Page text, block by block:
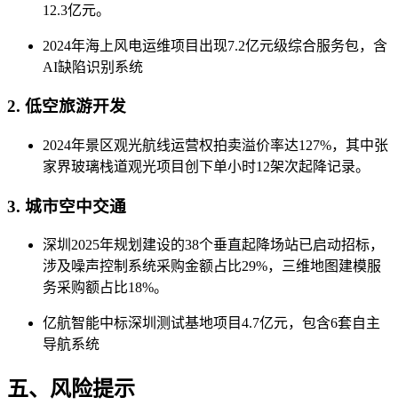
12.3亿元‌。
2024年海上风电运维项目出现7.2亿元级综合服务包，含
AI缺陷识别系统‌
2. ‌低空旅游开发‌
2024年景区观光航线运营权拍卖溢价率达127%，其中张
家界玻璃栈道观光项目创下单小时12架次起降记录‌。
3. ‌城市空中交通‌
深圳2025年规划建设的38个垂直起降场站已启动招标，
涉及噪声控制系统采购金额占比29%‌，三维地图建模服
务采购额占比18%‌。
亿航智能中标深圳测试基地项目4.7亿元，包含6套自主
导航系统‌
五、风险提示